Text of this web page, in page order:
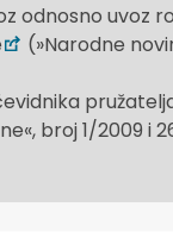
odnosno uvoz
(»Narodne
broj 1/2009 i